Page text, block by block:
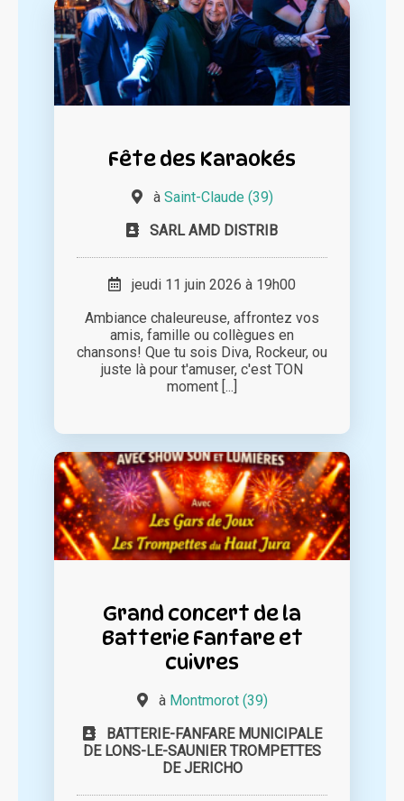
Fête des Karaokés
à Saint-Claude (39)
SARL AMD DISTRIB
jeudi 11 juin 2026 à 19h00
Ambiance chaleureuse, affrontez vos
amis, famille ou collègues en
chansons! Que tu sois Diva, Rockeur, ou
juste là pour t'amuser, c'est TON
moment [...]
Grand concert de la
Batterie Fanfare et
cuivres
à Montmorot (39)
BATTERIE-FANFARE MUNICIPALE
DE LONS-LE-SAUNIER TROMPETTES
DE JERICHO